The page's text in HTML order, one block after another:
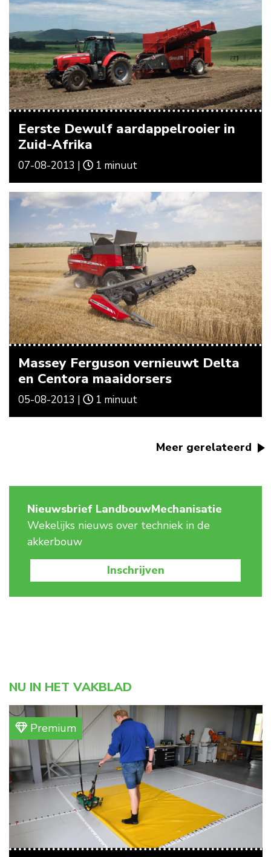
Eerste Dewulf aardappelrooier in
Zuid-Afrika
07-08-2013 | 1 minuut
Massey Ferguson vernieuwt Delta
en Centora maaidorsers
05-08-2013 | 1 minuut
Meer gerelateerd
Nieuwsbrief LandbouwMechanisatie
Wekelijks nieuws over techniek in de
akkerbouw
Inschrijven
NU IN HET VAKBLAD
Premium